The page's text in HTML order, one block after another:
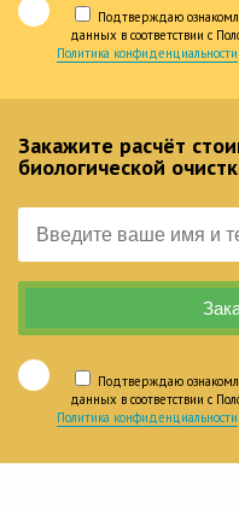
Подтверждаю
данных в соответствии с
Политика конфиденциальности
Закажите расчёт
биологической
Подтверждаю
данных в соответствии с
Политика конфиденциальности